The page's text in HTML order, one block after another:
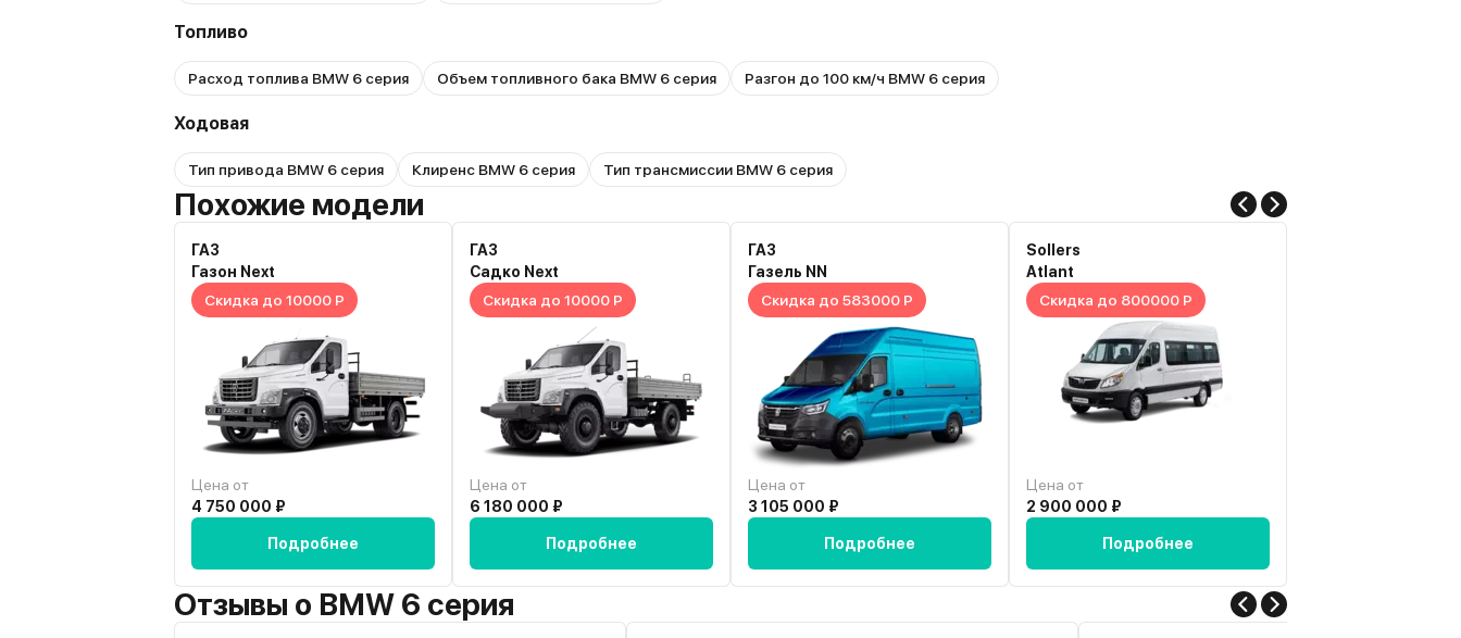
Топливо
Расход топлива BMW 6 серия Объем топливного бака BMW 6 серия Разгон до 100 км/ч BMW 6 серия
Ходовая
Тип привода BMW 6 серия Клиренс BMW 6 серия Тип трансмиссии BMW 6 серия
Похожие модели
ГАЗ
Газон Next
Скидка до 10000 Р
Цена от
4 750 000 ₽
Подробнее
ГАЗ
Садко Next
Скидка до 10000 Р
Цена от
6 180 000 ₽
Подробнее
ГАЗ
Газель NN
Скидка до 583000 Р
Цена от
3 105 000 ₽
Подробнее
Sollers
Atlant
Скидка до 800000 Р
Цена от
2 900 000 ₽
Подробнее
Отзывы о BMW 6 серия